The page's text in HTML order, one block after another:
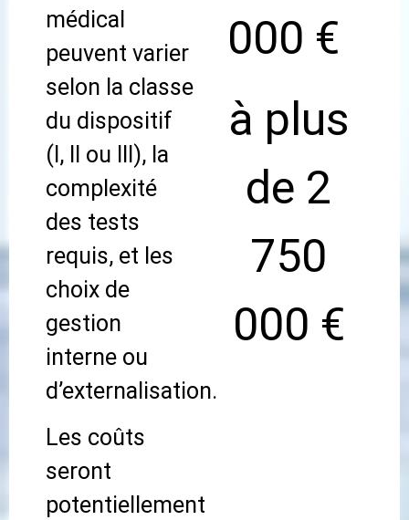
médical
peuvent varier
selon la classe
du dispositif
(I, II ou III), la
complexité
des tests
requis, et les
choix de
gestion
interne ou
d’externalisation.
Les coûts
seront
potentiellement
000 €
à plus
de 2
750
000 €